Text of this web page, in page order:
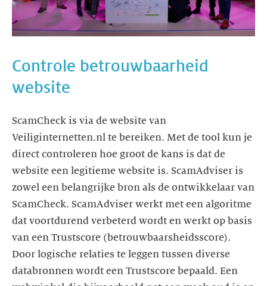
Controle betrouwbaarheid
website
ScamCheck is via de website van
Veiliginternetten.nl te bereiken. Met de tool kun je
direct controleren hoe groot de kans is dat de
website een legitieme website is. ScamAdviser is
zowel een belangrijke bron als de ontwikkelaar van
ScamCheck. ScamAdviser werkt met een algoritme
dat voortdurend verbeterd wordt en werkt op basis
van een Trustscore (betrouwbaarsheidsscore).
Door logische relaties te leggen tussen diverse
databronnen wordt een Trustscore bepaald. Een